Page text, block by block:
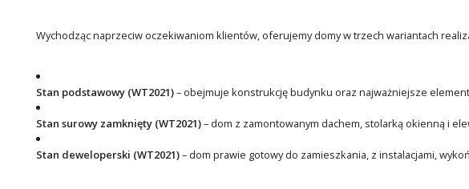
Wychodząc naprzeciw oczekiwaniom klientów, oferujemy domy w trzech wariantach
Stan podstawowy (WT2021)– obejmuje konstrukcję budynku oraz najważniejsze
Stan surowy zamknięty (WT2021)– dom z zamontowanym dachem, stolarką okienną i
Stan deweloperski (WT2021)– dom prawie gotowy do zamieszkania, z instalacjami,